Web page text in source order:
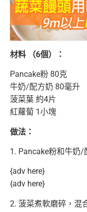
材料 （6個）：
Pancake粉 80克
牛奶/配方奶 80毫升
菠菜葉 約4片
紅蘿蔔 1小塊
做法：
1. Pancake粉和牛奶/
{adv here}
{adv here}
2. 菠菜煮軟磨碎，混